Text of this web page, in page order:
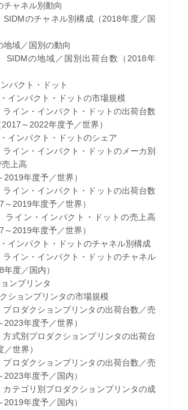
ャネル別動向
のチャネル別構成（2018年度／国
域／国別の動向
の地域／国別出荷台数（2018年
パクト・ドット
インパクト・ドットの市場規模
ン・インパクト・ドットの出荷台数
～2022年度予／世界）
インパクト・ドットのシェア
ン・インパクト・ドットのメーカ別
上高
年度予／世界）
ン・インパクト・ドットの出荷台数
～2019年度予／世界）
ン・インパクト・ドットの売上高
～2019年度予／世界）
インパクト・ドットのチャネル別構成
ン・インパクト・ドットのチャネル
度／国内）
ンプリンタ
ションプリンタの市場規模
ダクションプリンタの出荷台数／売
年度予／世界）
別プロダクションプリンタの出荷台
世界）
ダクションプリンタの出荷台数／売
年度予／国内）
ゴリ別プロダクションプリンタの成
年度予／国内）